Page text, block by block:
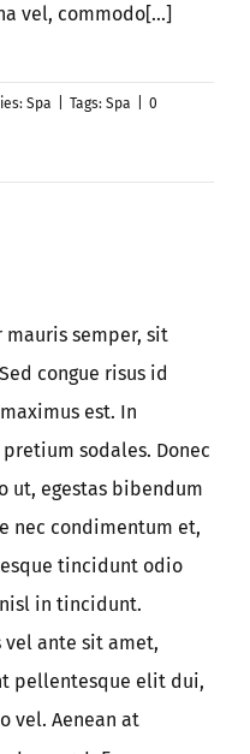
vel, commodo[...]
Spa Tags: Spa
0
semper, sit
congue risus id
est. In
sodales. Donec
ut, egestas bibendum
nec condimentum et,
tincidunt odio
in tincidunt.
vel ante sit amet,
pellentesque elit dui,
vel. Aenean at